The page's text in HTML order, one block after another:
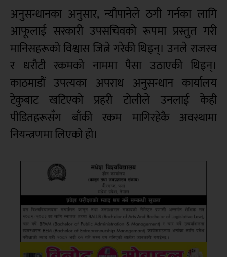
अनुसन्धानका अनुसार, न्यौपानेले ठगी गर्नका लागि
आफूलाई सरकारी उपसचिवको रूपमा प्रस्तुत गरी
मानिसहरूको विश्वास जित्ने गरेकी थिइन्। उनले राजस्व
र धरौटी रकमको नाममा पैसा उठाएकी थिइन्।
काठमाडौं उपत्यका अपराध अनुसन्धान कार्यालय
टेकुबाट खटिएको प्रहरी टोलीले उनलाई केही
पीडितहरूसँग बाँकी रकम मागिरहेकै अवस्थामा
नियन्त्रणमा लिएको हो।